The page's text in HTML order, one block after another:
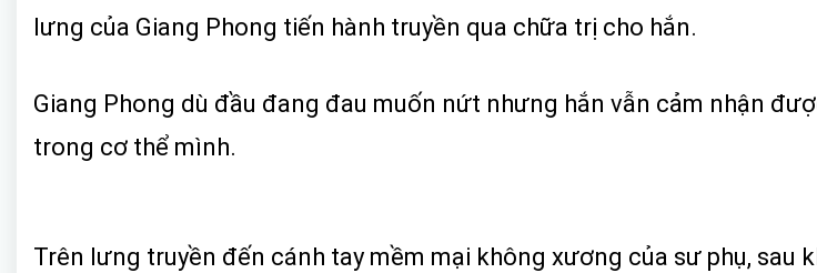
lưng của Giang Phong tiến hành truyền qua chữa trị cho hắn.
Giang Phong dù đầu đang đau muốn nứt nhưng hắn vẫn cảm nhận
trong cơ thể mình.
Trên lưng truyền đến cánh tay mềm mại không xương của sư phụ, sau